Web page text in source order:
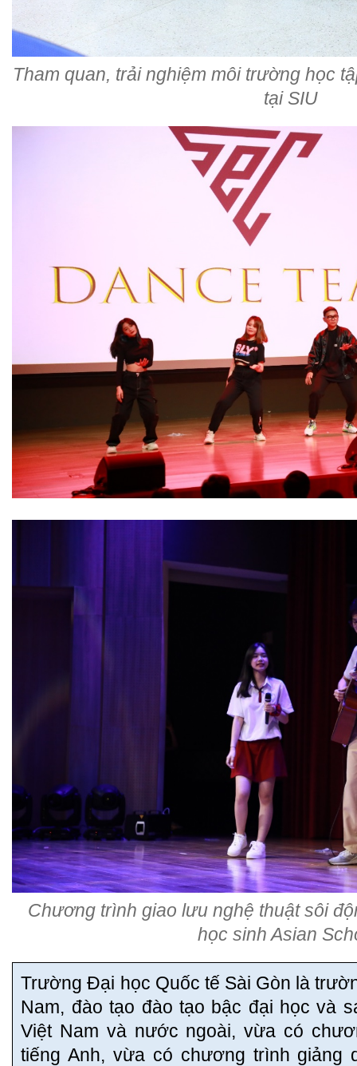
Tham quan, trải nghiệm môi trường học
tại SIU
Chương trình giao lưu nghệ thuật sôi
học sinh Asian
Trường Đại học Quốc tế Sài Gòn là
Nam, đào tạo đào tạo bậc đại học và
Việt Nam và nước ngoài, vừa có
tiếng Anh, vừa có chương trình giảng